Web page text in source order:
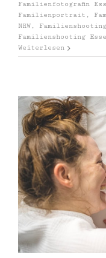
Familienfotografin
Familienportrait ,
NRW , Familienshooting
Familienshooting
Weiterlesen